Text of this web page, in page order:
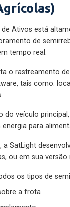
Ativos está
de
tempo real.
o rastreamento
tais como:
do veículo
energia para
a SatLight
ou em sua
os tipos de
a frota